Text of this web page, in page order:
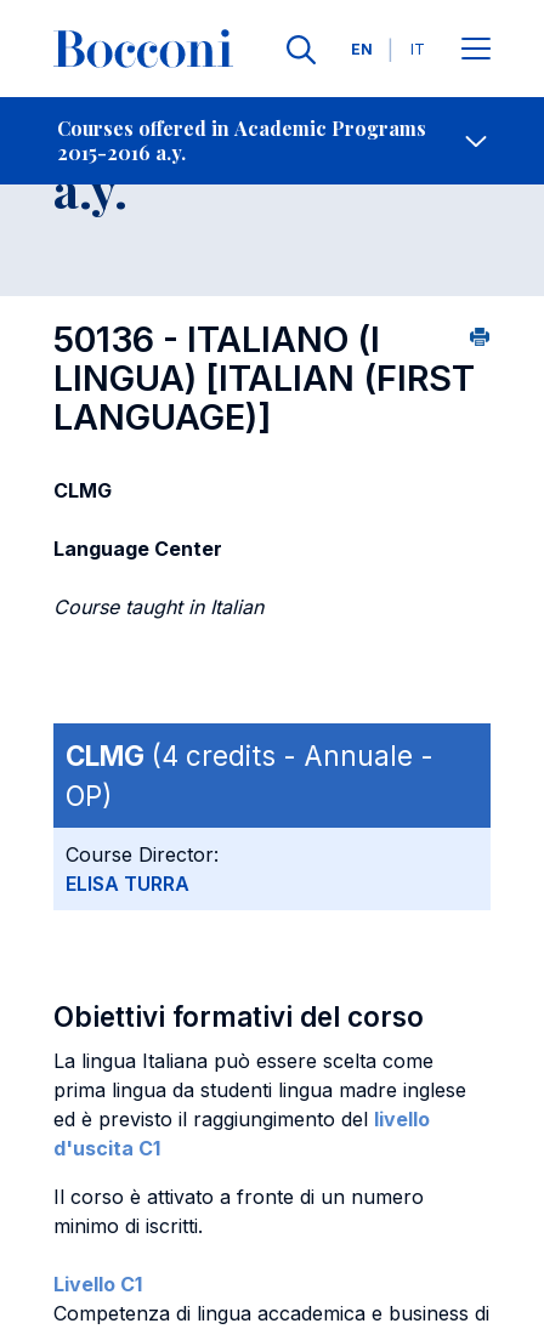
Languages
EN IT
Courses offered in Academic Programs
2015-2016 a.y.
- Contact Us
Course 2015-2016
a.y.
50136 - ITALIANO (I
LINGUA) [ITALIAN (FIRST
LANGUAGE)]
CLMG
Language Center
Course taught in Italian
CLMG (4 credits - Annuale -
OP)
Course Director:
ELISA TURRA
Obiettivi formativi del corso
La lingua Italiana può essere scelta come
prima lingua da studenti lingua madre inglese
ed è previsto il raggiungimento del livello
d'uscita C1
Il corso è attivato a fronte di un numero
minimo di iscritti.
Livello C1
Competenza di lingua accademica e business di